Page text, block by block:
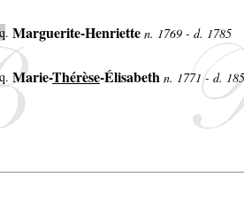
. Marguerite-Henriette n. 1769 - d. 1785
Marie-Thérèse-Élisabeth n. 1771 - d.